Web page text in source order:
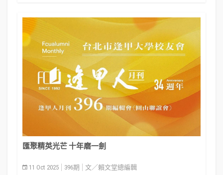
匯聚精英光芒 十年磨一劍
11 Oct 2025 396期 文／賴文堂總編輯